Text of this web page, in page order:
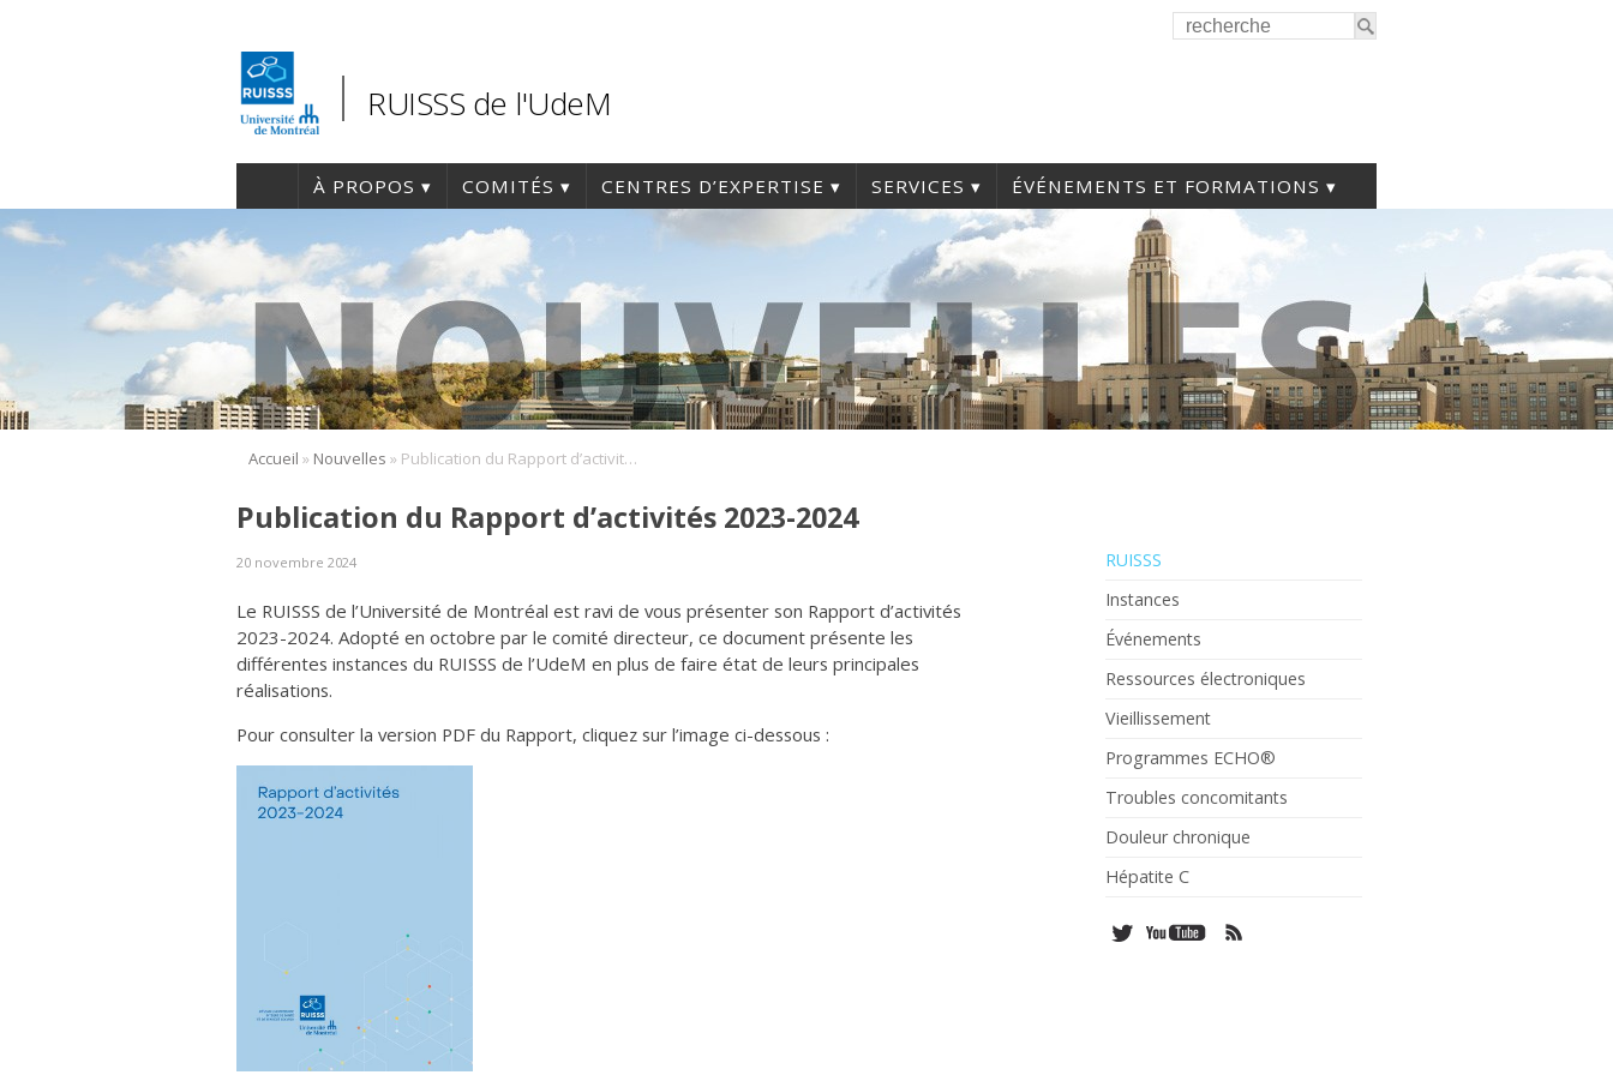
RUISSS de l'UdeM
À PROPOS COMITÉS CENTRES D’EXPERTISE SERVICES ÉVÉNEMENTS ET FORMATIONS
Accueil » Nouvelles » Publication du Rapport d’activités 2023-2024
RUISSS
Instances
Événements
Ressources électroniques
Vieillissement
Programmes ECHO®
Troubles concomitants
Douleur chronique
Hépatite C
Publication du Rapport d’activités 2023-2024
20 novembre 2024
Le RUISSS de l’Université de Montréal est ravi de vous présenter son Rapport d’activités
2023-2024. Adopté en octobre par le comité directeur, ce document présente les
différentes instances du RUISSS de l’UdeM en plus de faire état de leurs principales
réalisations.
Pour consulter la version PDF du Rapport, cliquez sur l’image ci-dessous :